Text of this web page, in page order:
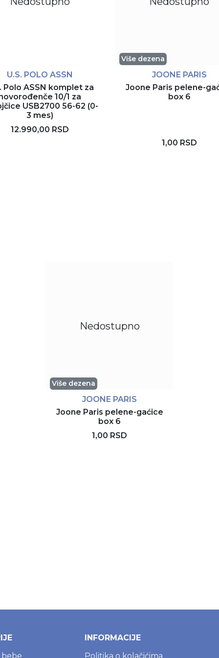
U.S. POLO ASSN
Polo ASSN komplet za
10/1 za
USB2700 56-62 (0-
3 mes)
12.990,00 RSD
Više dezena
JOONE PARIS
Joone Paris pelene-
box 6
1,00 RSD
Nedostupno
Više dezena
JOONE PARIS
Joone Paris pelene-gaćice
box 6
1,00 RSD
bebe
INFORMACIJE
Politika o kolačićima